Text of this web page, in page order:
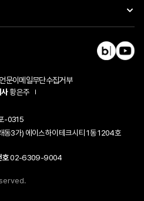
문이메일무단수집거부
사황은주
-0315
동3가) 에이스하이테크시티 1동 1204호
호02-6309-9004